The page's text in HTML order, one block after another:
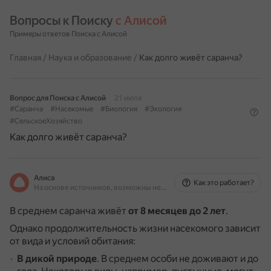
Вопросы к Поиску с Алисой
Примеры ответов Поиска с Алисой
Главная / Наука и образование / Как долго живёт саранча?
Вопрос для Поиска с Алисой
21 июля
#Саранча
#Насекомые #Биология
#Экология
#СельскоеХозяйство
Как долго живёт саранча?
Алиса
На основе источников, возможны неточности
Как это работает?
В среднем саранча живёт от 8 месяцев до 2 лет.
Однако продолжительность жизни насекомого зависит
от вида и условий обитания:
В дикой природе. В среднем особи не доживают и до